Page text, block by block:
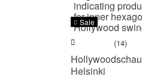
Sale
(14)
Helsinki